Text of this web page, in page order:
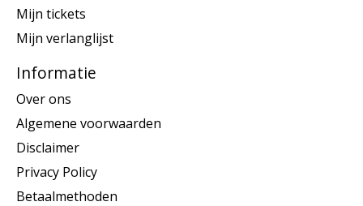
Mijn tickets
Mijn verlanglijst
Informatie
Over ons
Algemene voorwaarden
Disclaimer
Privacy Policy
Betaalmethoden